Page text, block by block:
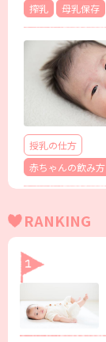
搾乳
母乳保存
授乳の仕方
赤ちゃんの飲み方
RANKING